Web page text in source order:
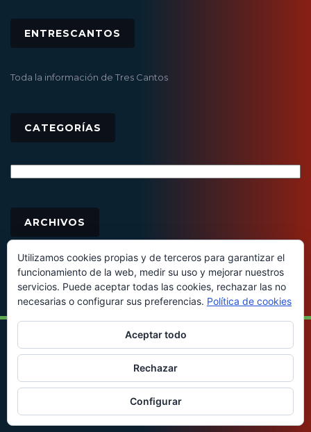
ENTRESCANTOS
Toda la información de Tres Cantos
CATEGORÍAS
ARCHIVOS
© 2016 - Todos los derechos reservados
Utilizamos cookies propias y de terceros para garantizar el
funcionamiento de la web, medir su uso y mejorar nuestros
servicios. Puede aceptar todas las cookies, rechazar las no
necesarias o configurar sus preferencias. Política de cookies
Aceptar todo
Rechazar
Configurar